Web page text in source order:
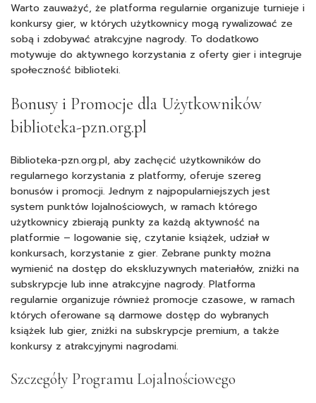
Warto zauważyć, że platforma regularnie organizuje turnieje i
konkursy gier, w których użytkownicy mogą rywalizować ze
sobą i zdobywać atrakcyjne nagrody. To dodatkowo
motywuje do aktywnego korzystania z oferty gier i integruje
społeczność biblioteki.
Bonusy i Promocje dla Użytkowników
biblioteka-pzn.org.pl
Biblioteka-pzn.org.pl, aby zachęcić użytkowników do
regularnego korzystania z platformy, oferuje szereg
bonusów i promocji. Jednym z najpopularniejszych jest
system punktów lojalnościowych, w ramach którego
użytkownicy zbierają punkty za każdą aktywność na
platformie – logowanie się, czytanie książek, udział w
konkursach, korzystanie z gier. Zebrane punkty można
wymienić na dostęp do ekskluzywnych materiałów, zniżki na
subskrypcje lub inne atrakcyjne nagrody. Platforma
regularnie organizuje również promocje czasowe, w ramach
których oferowane są darmowe dostęp do wybranych
książek lub gier, zniżki na subskrypcje premium, a także
konkursy z atrakcyjnymi nagrodami.
Szczegóły Programu Lojalnościowego